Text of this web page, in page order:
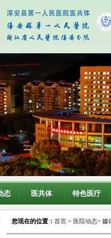
态 医共体 特色医疗
您现在的位置： 首页 > 医院动态> 媒